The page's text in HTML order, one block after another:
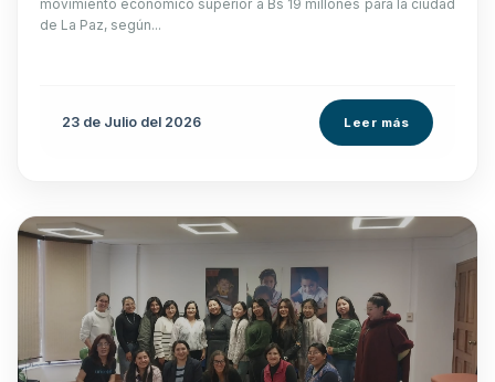
movimiento económico superior a Bs 19 millones para la ciudad
de La Paz, según...
23 de Julio del 2026 Leer más